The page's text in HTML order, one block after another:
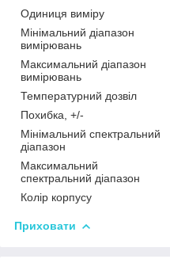
Одиниця виміру
Мінімальний діапазон
вимірювань
Максимальний діапазон
вимірювань
Температурний дозвіл
Похибка, +/-
Мінімальний спектральний
діапазон
Максимальний
спектральний діапазон
Колір корпусу
Приховати